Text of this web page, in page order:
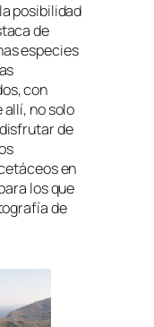
posibilidad
de
especies
con
no solo
de
en
los que
de